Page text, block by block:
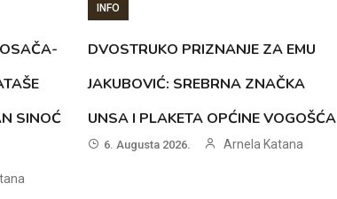
SINOĆ
INFO
DVOSTRUKO PRIZNANJE ZA EMU
JAKUBOVIĆ: SREBRNA ZNAČKA
UNSA I PLAKETA OPĆINE VOGOŠĆA
6. Augusta 2026. Arnela Katana